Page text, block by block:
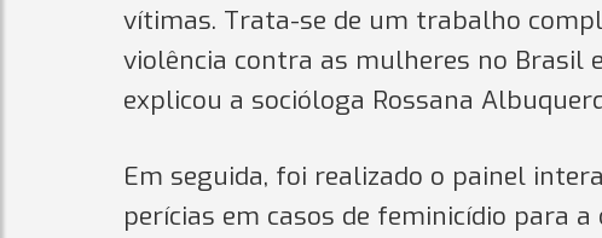
vítimas. Trata-se de um trabalho
violência contra as mulheres no Brasil
explicou a socióloga Rossana
Em seguida, foi realizado o painel
perícias em casos de feminicídio para